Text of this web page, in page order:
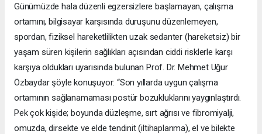
Günümüzde hala düzenli egzersizlere başlamayan, çalışma
ortamını, bilgisayar karşısında duruşunu düzenlemeyen,
spordan, fiziksel hareketlilikten uzak sedanter (hareketsiz) bir
yaşam süren kişilerin sağlıkları açısından ciddi risklerle karşı
karşıya oldukları uyarısında bulunan Prof. Dr. Mehmet Uğur
Özbaydar şöyle konuşuyor: “Son yıllarda uygun çalışma
ortamının sağlanamaması postür bozukluklarını yaygınlaştırdı.
Pek çok kişide; boyunda düzleşme, sırt ağrısı ve fibromiyalji,
omuzda, dirsekte ve elde tendinit (iltihaplanma), el ve bilekte